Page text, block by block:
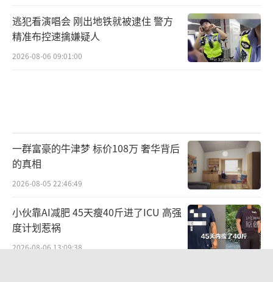
逃犯看演唱会 刚出地铁就被逮住 警方
精准布控速擒嫌疑人
2026-08-06 09:01:00
一群富豪的牛津梦 标价108万 奢华背后
的真相
2026-08-05 22:46:49
小伙靠AI减肥 45天瘦40斤进了ICU 高强
度计划惹祸
2026-08-06 13:09:38